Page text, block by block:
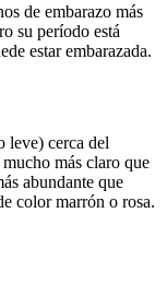
de embarazo más
su período está
estar embarazada.
leve) cerca del
más claro que
abundante que
color marrón o rosa.